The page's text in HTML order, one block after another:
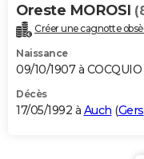
Oreste MOROSI
Créer une cagnotte
Naissance
09/10/1907 à COCQUIO
Décès
17/05/1992 à Auch (Gers